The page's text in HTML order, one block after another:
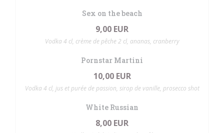
Sex on the beach
9,00 EUR
Vodka 4 cl, crème de pêche 2 cl, ananas, cranberry
Pornstar Martini
10,00 EUR
Vodka 4 cl, jus et purée de passion, sirop de vanille, prosecco shot
White Russian
8,00 EUR